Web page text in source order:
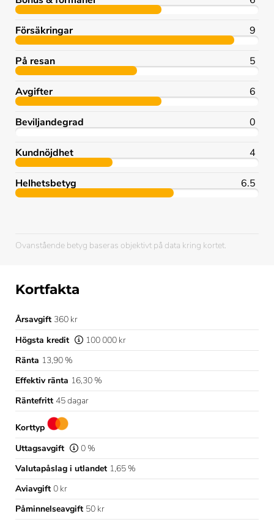
Försäkringar 9
På resan 5
Avgifter 6
Beviljandegrad 0
Kundnöjdhet 4
Helhetsbetyg 6.5
Ovanstående betyg baseras objektivt på data kring kortet.
Kortfakta
Årsavgift 360 kr
Högsta kredit
100 000 kr
Ränta 13,90 %
Effektiv ränta 16,30 %
Räntefritt 45 dagar
Korttyp
Uttagsavgift
0 %
Valutapåslag i utlandet 1,65 %
Aviavgift 0 kr
Påminnelseavgift 50 kr